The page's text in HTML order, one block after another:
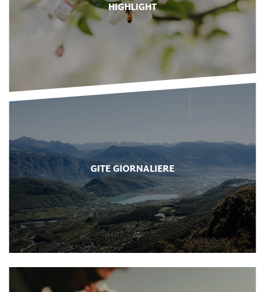
HIGHLIGHT
GITE GIORNALIERE